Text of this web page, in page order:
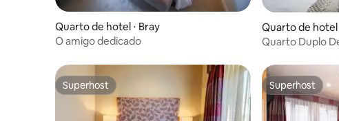
Quarto de hotel ⋅ Bray
O amigo dedicado
Quarto de hotel
Quarto Duplo
Superhost
Superhost Superhost
Superhost